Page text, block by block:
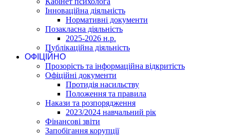
Інноваційна діяльність
Нормативні документи
Позакласна діяльність
2025-2026 н.р.
Публікаційна діяльність
ОФІЦІЙНО
Прозорість та інформаційна відкритість
Офіційні документи
Протидія насильству
Положення та правила
Накази та розпорядження
2023/2024 навчальний рік
Фінансові звіти
Запобігання корупції